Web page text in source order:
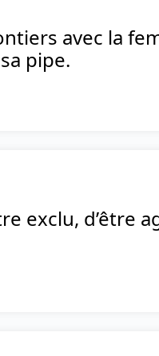
avec la
pipe.
exclu, d’être